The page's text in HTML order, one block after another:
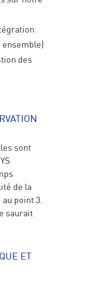
des
sont
de la
point 3.
saurait
ET
dîtes-nous ce
aujourd'hui
*
dîtes-nous ce
aujourd'hui